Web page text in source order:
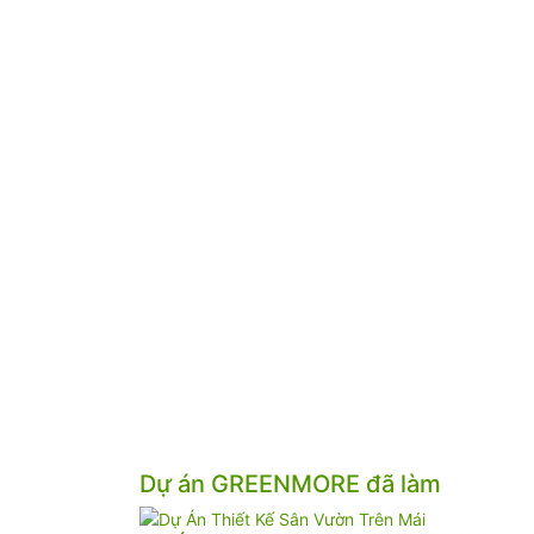
Dự án GREENMORE đã làm